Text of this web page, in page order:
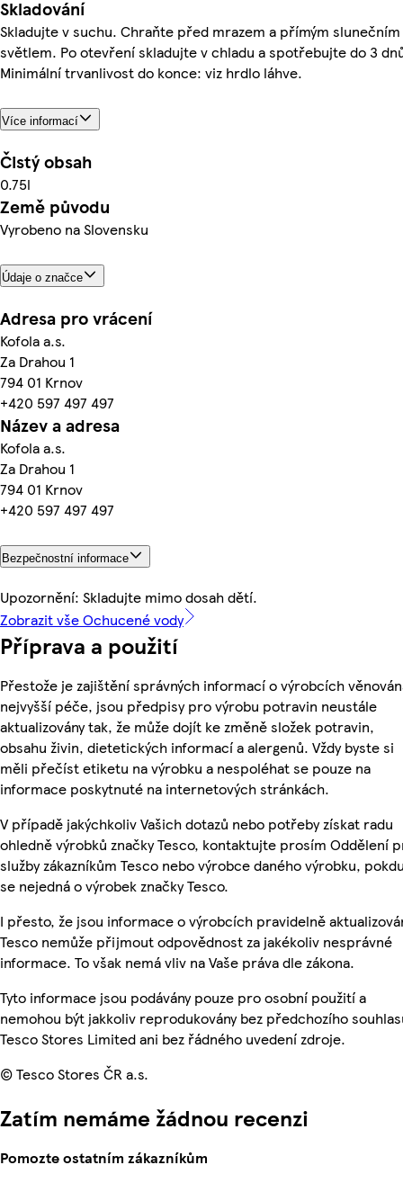
Skladování
Skladujte v suchu. Chraňte před mrazem a přímým slunečním
světlem. Po otevření skladujte v chladu a spotřebujte do 3
Minimální trvanlivost do konce: viz hrdlo láhve.
Více informací
Čistý obsah
0.75l
Země původu
Vyrobeno na Slovensku
Údaje o značce
Adresa pro vrácení
Kofola a.s.
Za Drahou 1
794 01 Krnov
+420 597 497 497
Název a adresa
Kofola a.s.
Za Drahou 1
794 01 Krnov
+420 597 497 497
Bezpečnostní informace
Upozornění: Skladujte mimo dosah dětí.
Zobrazit vše Ochucené vody
Příprava a použití
Přestože je zajištění správných informací o výrobcích
nejvyšší péče, jsou předpisy pro výrobu potravin neustále
aktualizovány tak, že může dojít ke změně složek potravin,
obsahu živin, dietetických informací a alergenů. Vždy byste si
měli přečíst etiketu na výrobku a nespoléhat se pouze na
informace poskytnuté na internetových stránkách.
V případě jakýchkoliv Vašich dotazů nebo potřeby získat radu
ohledně výrobků značky Tesco, kontaktujte prosím Oddělení
služby zákazníkům Tesco nebo výrobce daného výrobku,
se nejedná o výrobek značky Tesco.
I přesto, že jsou informace o výrobcích pravidelně
Tesco nemůže přijmout odpovědnost za jakékoliv nesprávné
informace. To však nemá vliv na Vaše práva dle zákona.
Tyto informace jsou podávány pouze pro osobní použití a
nemohou být jakkoliv reprodukovány bez předchozího
Tesco Stores Limited ani bez řádného uvedení zdroje.
© Tesco Stores ČR a.s.
Zatím nemáme žádnou recenzi
Pomozte ostatním zákazníkům